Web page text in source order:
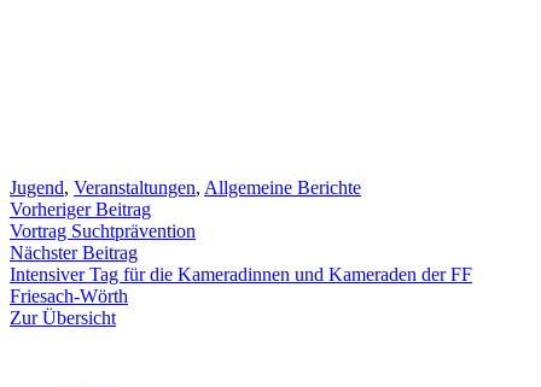
Jugend, Veranstaltungen, Allgemeine Berichte
Beitragsnavigation
Vorheriger BeitragVorheriger
Beitrag:
Vortrag Suchtprävention
Nächster BeitragNächster
Beitrag:
Intensiver Tag für die Kameradinnen und Kameraden der FF
Friesach-Wörth
Zur Übersicht